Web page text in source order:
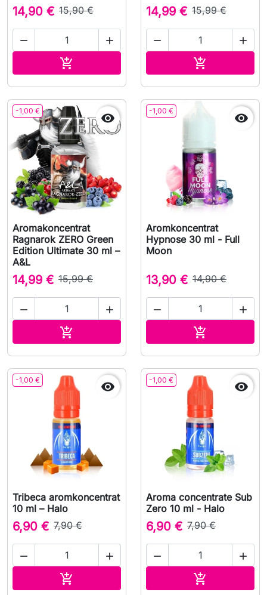
14,90 € 15,90 €
 

14,99 € 15,99 €
 

-1,00 € 
Aromakoncentrat
Ragnarok ZERO Green
Edition Ultimate 30 ml –
A&L
14,99 € 15,99 €
 

-1,00 € 
Aromkoncentrat
Hypnose 30 ml - Full
Moon
13,90 € 14,90 €
 

-1,00 € 
Tribeca aromkoncentrat
10 ml – Halo
6,90 € 7,90 €
 

-1,00 € 
Aroma concentrate Sub
Zero 10 ml - Halo
6,90 € 7,90 €
 
